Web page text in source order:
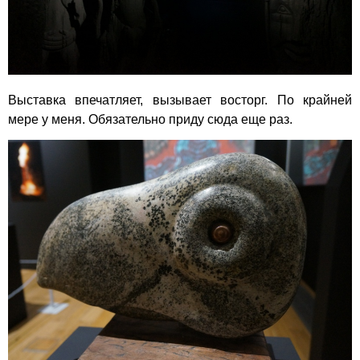
Выставка впечатляет, вызывает восторг. По крайней
мере у меня. Обязательно приду сюда еще раз.